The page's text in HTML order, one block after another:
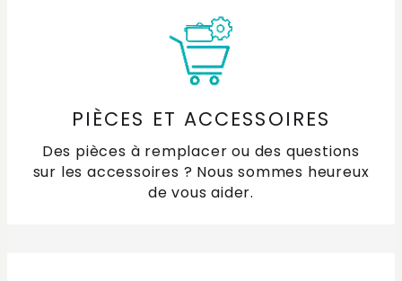
connexion 1, 2 ou 3 phases ?
Pourquoi ne puis-je pas mettre toutes les zones de
cuisson au réglage maximum en même temps ?
à induction ?
Comment (dés)activer la sécurité enfant de ma
PIÈCES ET ACCESSOIRES
Des pièces à remplacer ou des questions
sur les accessoires ? Nous sommes heureux
de vous aider.